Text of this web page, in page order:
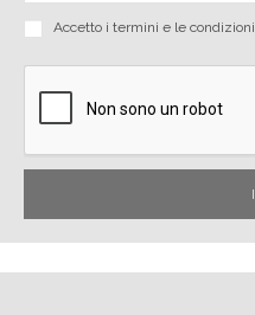
Accetto i termini e le condizioni